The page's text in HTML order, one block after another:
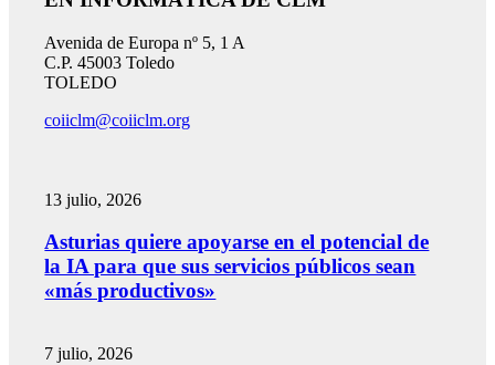
Avenida de Europa nº 5, 1 A
C.P. 45003 Toledo
TOLEDO
coiiclm@coiiclm.org
13 julio, 2026
Asturias quiere apoyarse en el potencial de
la IA para que sus servicios públicos sean
«más productivos»
7 julio, 2026